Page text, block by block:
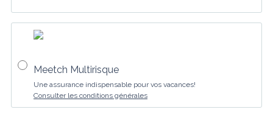
Meetch Multirisque
Une assurance indispensable pour vos vacances!
Consulter les conditions générales